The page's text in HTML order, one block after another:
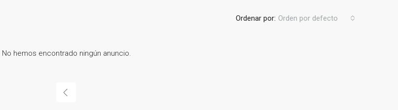
Ordenar por: Orden por defecto
No hemos encontrado ningún anuncio.